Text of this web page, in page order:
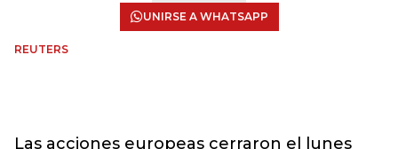
UNIRSE A WHATSAPP
REUTERS
Las acciones europeas cerraron el lunes